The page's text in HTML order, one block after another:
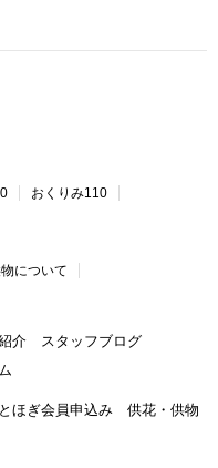
おくりみ110
について
介
スタッフブログ
ほぎ会員申込み
供花・供物